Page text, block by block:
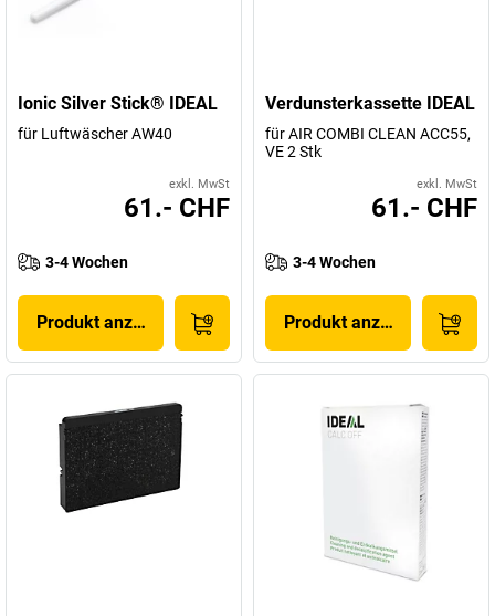
Ionic Silver Stick® IDEAL
für Luftwäscher AW40
exkl. MwSt
61.- CHF
3-4 Wochen
Produkt anzeigen
Verdunsterkassette IDEAL
für AIR COMBI CLEAN ACC55,
VE 2 Stk
exkl. MwSt
61.- CHF
3-4 Wochen
Produkt anzeigen